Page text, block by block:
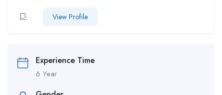
View Profile
Experience Time
6 Year